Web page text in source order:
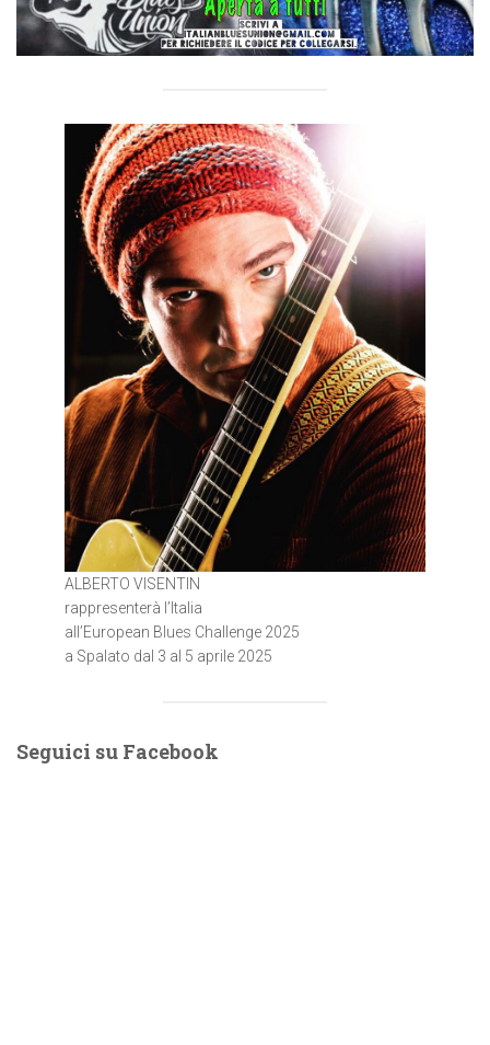
ALBERTO VISENTIN
rappresenterà l’Italia
all’European Blues Challenge 2025
a Spalato dal 3 al 5 aprile 2025
Seguici su Facebook